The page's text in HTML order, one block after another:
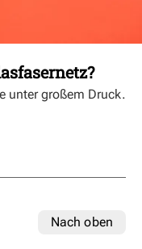
unter großem Druck.
Nach oben